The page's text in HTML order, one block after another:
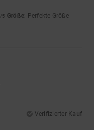
/5 Größe: Perfekte Größe
Verifizierter Kauf